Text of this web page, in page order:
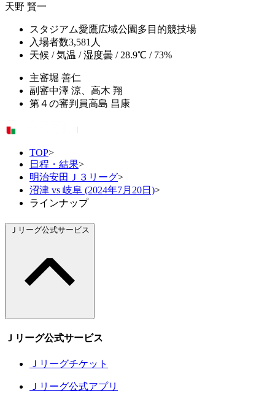
天野 賢一
スタジアム愛鷹広域公園多目的競技場
入場者数3,581人
天候 / 気温 / 湿度曇 / 28.9℃ / 73%
主審堀 善仁
副審中澤 涼、高木 翔
第４の審判員高島 昌康
TOP>
日程・結果>
明治安田Ｊ３リーグ>
沼津 vs 岐阜 (2024年7月20日)>
ラインナップ
Ｊリーグ公式サービス
Ｊリーグ公式サービス
Ｊリーグチケット
Ｊリーグ公式アプリ